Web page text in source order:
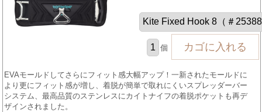
個
EVAモールドしてさらにフィット感大幅アップ！一新されたモールドに
より更にフィット感が増し、着脱が簡単で取れにくいスプレッダーバー
システム、最高品質のステンレスにカイトナイフの着脱ポケットも再デ
ザインされました。